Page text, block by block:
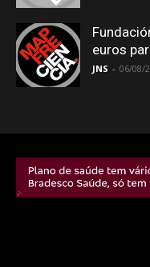
euros
JNS - 06/08/